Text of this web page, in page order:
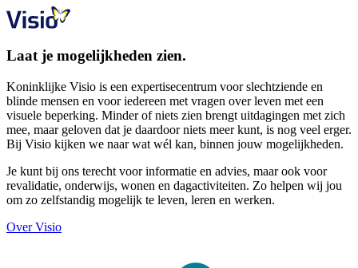
Laat je mogelijkheden zien.
Koninklijke Visio is een expertisecentrum voor slechtziende en
blinde mensen en voor iedereen met vragen over leven met een
visuele beperking. Minder of niets zien brengt uitdagingen met zich
mee, maar geloven dat je daardoor niets meer kunt, is nog veel erger.
Bij Visio kijken we naar wat wél kan, binnen jouw mogelijkheden.
Je kunt bij ons terecht voor informatie en advies, maar ook voor
revalidatie, onderwijs, wonen en dagactiviteiten. Zo helpen wij jou
om zo zelfstandig mogelijk te leven, leren en werken.
Over Visio